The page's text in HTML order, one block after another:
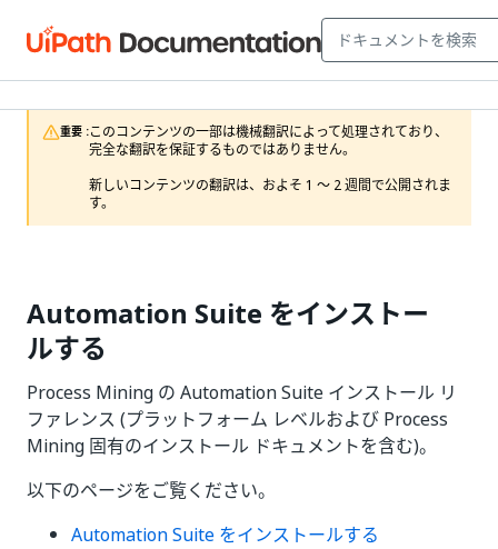
重要 :このコンテンツの一部は機械翻訳によって処理されており、
完全な翻訳を保証するものではありません。
新しいコンテンツの翻訳は、およそ 1 ～ 2 週間で公開されま
す。
Automation Suite をインストー
ルする
Process Mining の Automation Suite インストール リ
ファレンス (プラットフォーム レベルおよび Process
Mining 固有のインストール ドキュメントを含む)。
以下のページをご覧ください。
Automation Suite をインストールする